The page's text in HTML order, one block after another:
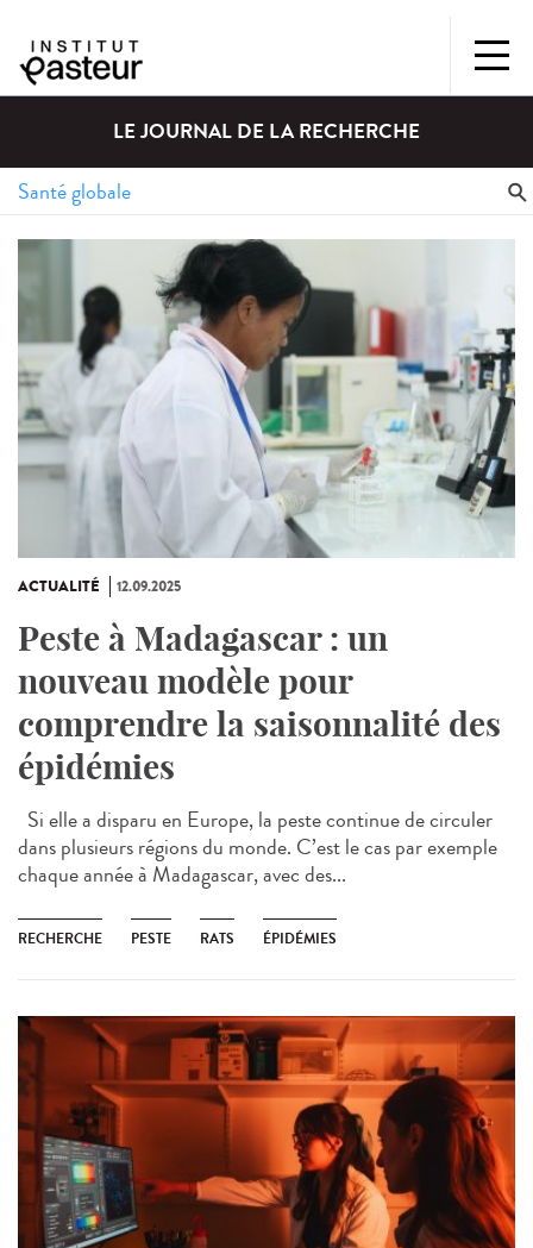
LE JOURNAL DE LA RECHERCHE
ACTUALITÉ 12.09.2025
Peste à Madagascar : un
nouveau modèle pour
comprendre la saisonnalité des
épidémies
Si elle a disparu en Europe, la peste continue de circuler
dans plusieurs régions du monde. C’est le cas par exemple
chaque année à Madagascar, avec des...
RECHERCHE PESTE RATS ÉPIDÉMIES